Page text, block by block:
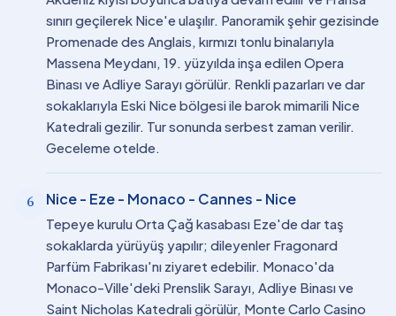
sınırı geçilerek Nice'e ulaşılır. Panoramik şehir gezisinde
Promenade des Anglais, kırmızı tonlu binalarıyla
Massena Meydanı, 19. yüzyılda inşa edilen Opera
Binası ve Adliye Sarayı görülür. Renkli pazarları ve dar
sokaklarıyla Eski Nice bölgesi ile barok mimarili Nice
Katedrali gezilir. Tur sonunda serbest zaman verilir.
Geceleme otelde.
6 Nice - Eze - Monaco - Cannes - Nice
Tepeye kurulu Orta Çağ kasabası Eze'de dar taş
sokaklarda yürüyüş yapılır; dileyenler Fragonard
Parfüm Fabrikası'nı ziyaret edebilir. Monaco'da
Monaco-Ville'deki Prenslik Sarayı, Adliye Binası ve
Saint Nicholas Katedrali görülür, Monte Carlo Casino